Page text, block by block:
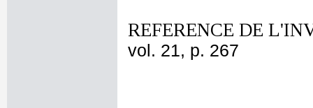
REFERENCE DE
vol. 21, p. 267